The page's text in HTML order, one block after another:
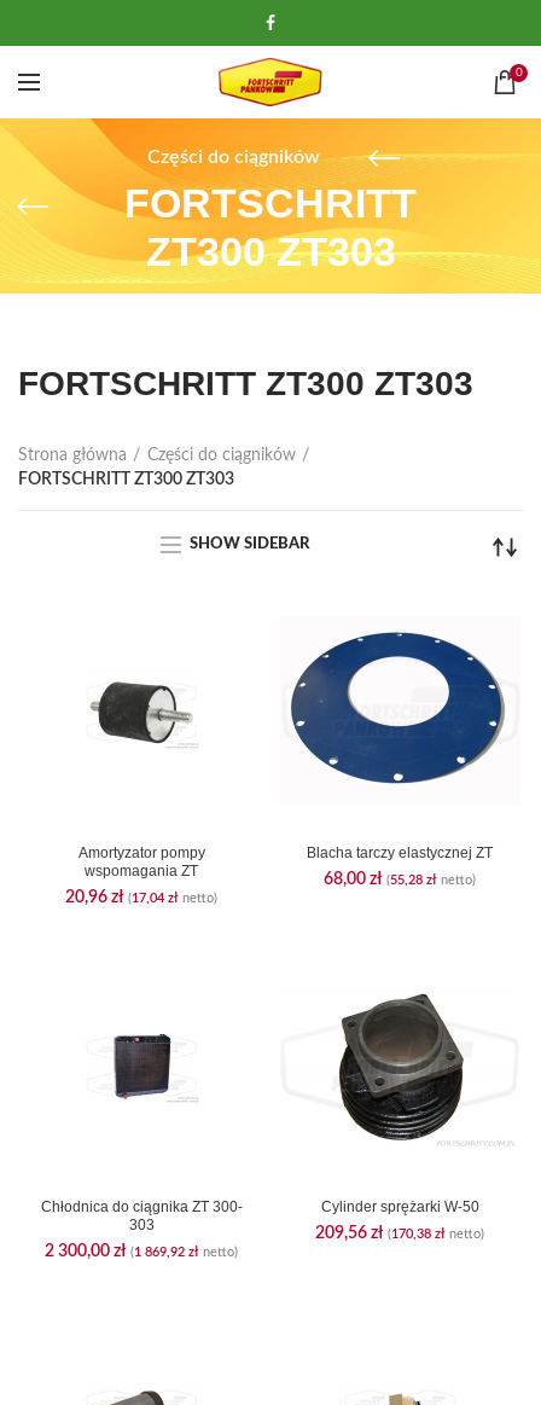
0
Części do ciągników
FORTSCHRITT
ZT300 ZT303
FORTSCHRITT ZT300 ZT303
Strona główna
Części do ciągników
FORTSCHRITT ZT300 ZT303
SHOW SIDEBAR
Amortyzator pompy
wspomagania ZT
20,96 zł (17,04 zł netto)
Blacha tarczy elastycznej ZT
68,00 zł (55,28 zł netto)
Chłodnica do ciągnika ZT 300-
303
2 300,00 zł (1 869,92 zł netto)
Cylinder sprężarki W-50
209,56 zł (170,38 zł netto)